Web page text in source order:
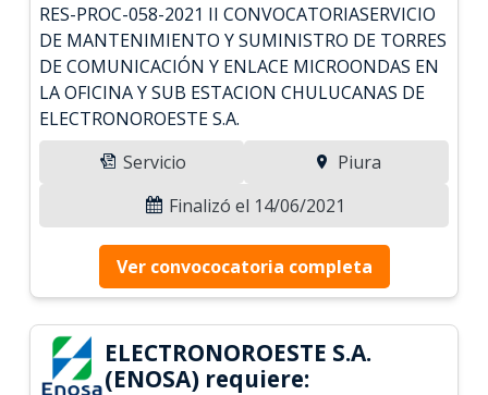
RES-PROC-058-2021 II CONVOCATORIASERVICIO
DE MANTENIMIENTO Y SUMINISTRO DE TORRES
DE COMUNICACIÓN Y ENLACE MICROONDAS EN
LA OFICINA Y SUB ESTACION CHULUCANAS DE
ELECTRONOROESTE S.A.
Servicio
Piura
Finalizó el 14/06/2021
Ver convococatoria completa
ELECTRONOROESTE S.A.
(ENOSA) requiere: